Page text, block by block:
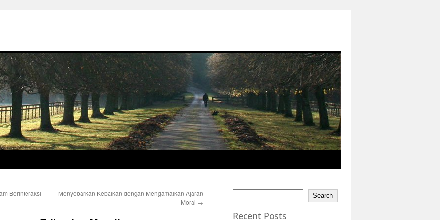
Berinteraksi
Menyebarkan Kebaikan dengan Mengamalkan Ajaran
Moral →
Search
Recent Posts